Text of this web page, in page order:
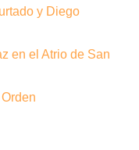
y Diego
en el Atrio de San